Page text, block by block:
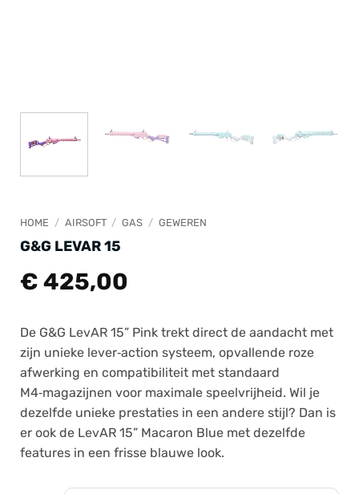
HOME / AIRSOFT / GAS / GEWEREN
G&G LEVAR 15
€ 425,00
De G&G LevAR 15” Pink trekt direct de aandacht met
zijn unieke lever‑action systeem, opvallende roze
afwerking en compatibiliteit met standaard
M4‑magazijnen voor maximale speelvrijheid. Wil je
dezelfde unieke prestaties in een andere stijl? Dan is
er ook de LevAR 15” Macaron Blue met dezelfde
features in een frisse blauwe look.